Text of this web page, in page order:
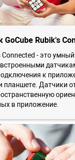
Rubik's
Connected - это
к
планшете. Датчики
в приложение.